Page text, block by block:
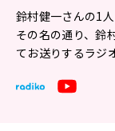
鈴村健一さんの1
その名の通り、鈴
てお送りするラジ